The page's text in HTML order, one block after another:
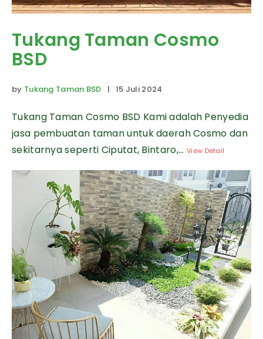
Tukang Taman Cosmo
BSD
by Tukang Taman BSD | 15 Juli 2024
Tukang Taman Cosmo BSD Kami adalah Penyedia
jasa pembuatan taman untuk daerah Cosmo dan
sekitarnya seperti Ciputat, Bintaro,... View Detail